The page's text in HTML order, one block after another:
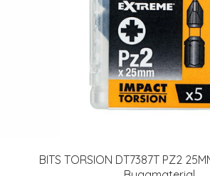
BITS TORSION DT7387T PZ2